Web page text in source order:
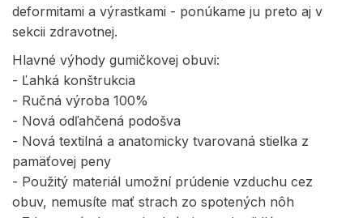
deformitami a výrastkami - ponúkame ju preto aj v
sekcii zdravotnej.
Hlavné výhody gumičkovej obuvi:
- Ľahká konštrukcia
- Ručná výroba 100%
- Nová odľahčená podošva
- Nová textilná a anatomicky tvarovaná stielka z
pamäťovej peny
- Použitý materiál umožní prúdenie vzduchu cez
obuv, nemusíte mať strach zo spotených nôh